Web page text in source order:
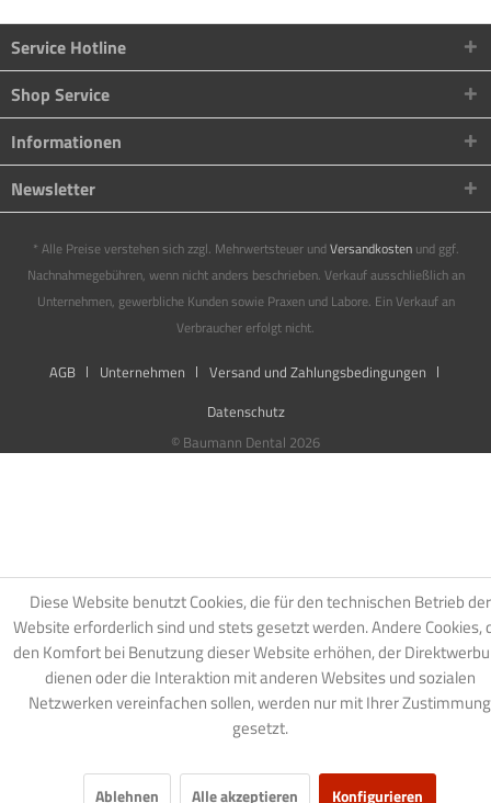
Service Hotline
Shop Service
Informationen
Newsletter
* Alle Preise verstehen sich zzgl. Mehrwertsteuer undVersandkostenund ggf.
Nachnahmegebühren, wenn nicht anders beschrieben. Verkauf ausschließlich an
Unternehmen, gewerbliche Kunden sowie Praxen und Labore. Ein Verkauf an
Verbraucher erfolgt nicht.
AGB Unternehmen
Versand und Zahlungsbedingungen
Datenschutz
© Baumann Dental 2026
Diese Website benutzt Cookies, die für den technischen Betrieb der
Website erforderlich sind und stets gesetzt werden. Andere Cookies,
den Komfort bei Benutzung dieser Website erhöhen, der
dienen oder die Interaktion mit anderen Websites und sozialen
Netzwerken vereinfachen sollen, werden nur mit Ihrer Zustimmung
gesetzt.
Ablehnen Alle akzeptieren Konfigurieren